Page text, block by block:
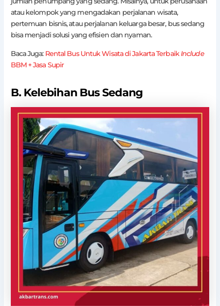
atau kelompok yang mengadakan perjalanan wisata,
pertemuan bisnis, atau perjalanan keluarga besar, bus sedang
bisa menjadi solusi yang efisien dan nyaman.
Baca Juga: Rental Bus Untuk Wisata di Jakarta TerbaikInclude
BBM + Jasa Supir
B. Kelebihan Bus Sedang